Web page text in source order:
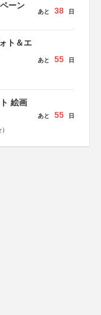
ーン
あと 38 日
ト＆エ
あと 55 日
絵画
あと 55 日